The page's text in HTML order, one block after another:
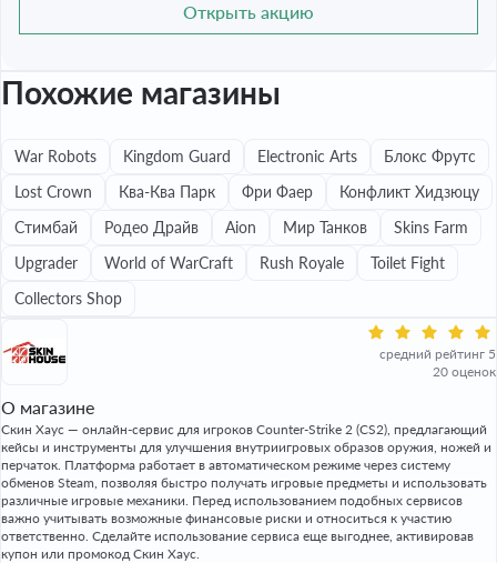
Открыть акцию
Похожие магазины
War Robots Kingdom Guard Electronic Arts
Блокс Фрутс
Lost Crown
Ква-Ква Парк Фри Фаер
Конфликт Хидзюцу
Стимбай
Родео Драйв Aion Мир Танков
Skins Farm
Upgrader
World of WarCraft Rush Royale
Toilet Fight
Collectors Shop
средний рейтинг 5
20 оценок
О магазине
Скин Хаус — онлайн-сервис для игроков Counter-Strike 2 (CS2), предлагающий
кейсы и инструменты для улучшения внутриигровых образов оружия, ножей и
перчаток. Платформа работает в автоматическом режиме через систему
обменов Steam, позволяя быстро получать игровые предметы и использовать
различные игровые механики. Перед использованием подобных сервисов
важно учитывать возможные финансовые риски и относиться к участию
ответственно. Сделайте использование сервиса еще выгоднее, активировав
купон или промокод Скин Хаус.